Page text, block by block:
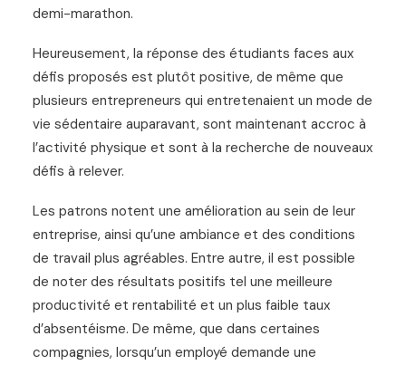
demi-marathon.
Heureusement, la réponse des étudiants faces aux
défis proposés est plutôt positive, de même que
plusieurs entrepreneurs qui entretenaient un mode de
vie sédentaire auparavant, sont maintenant accroc à
l’activité physique et sont à la recherche de nouveaux
défis à relever.
Les patrons notent une amélioration au sein de leur
entreprise, ainsi qu’une ambiance et des conditions
de travail plus agréables. Entre autre, il est possible
de noter des résultats positifs tel une meilleure
productivité et rentabilité et un plus faible taux
d’absentéisme. De même, que dans certaines
compagnies, lorsqu’un employé demande une